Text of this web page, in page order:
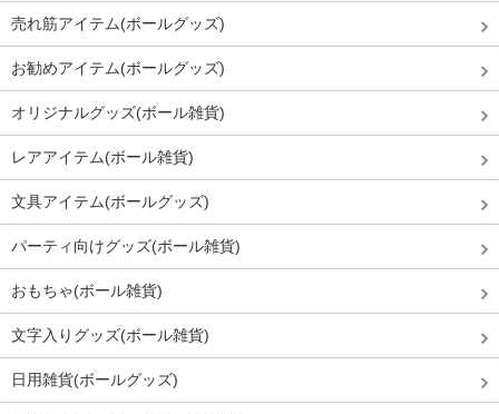
売れ筋アイテム(ボールグッズ)
お勧めアイテム(ボールグッズ)
オリジナルグッズ(ボール雑貨)
レアアイテム(ボール雑貨)
文具アイテム(ボールグッズ)
パーティ向けグッズ(ボール雑貨)
おもちゃ(ボール雑貨)
文字入りグッズ(ボール雑貨)
日用雑貨(ボールグッズ)